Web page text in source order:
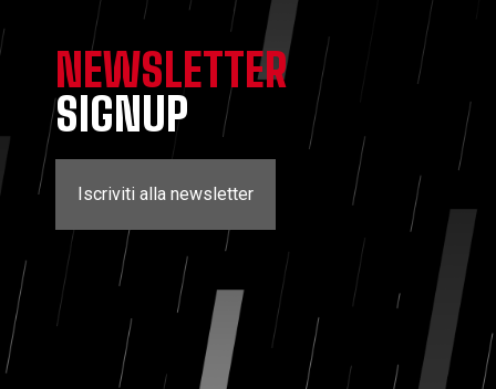
NEWSLETTER
SIGNUP
Iscriviti alla newsletter